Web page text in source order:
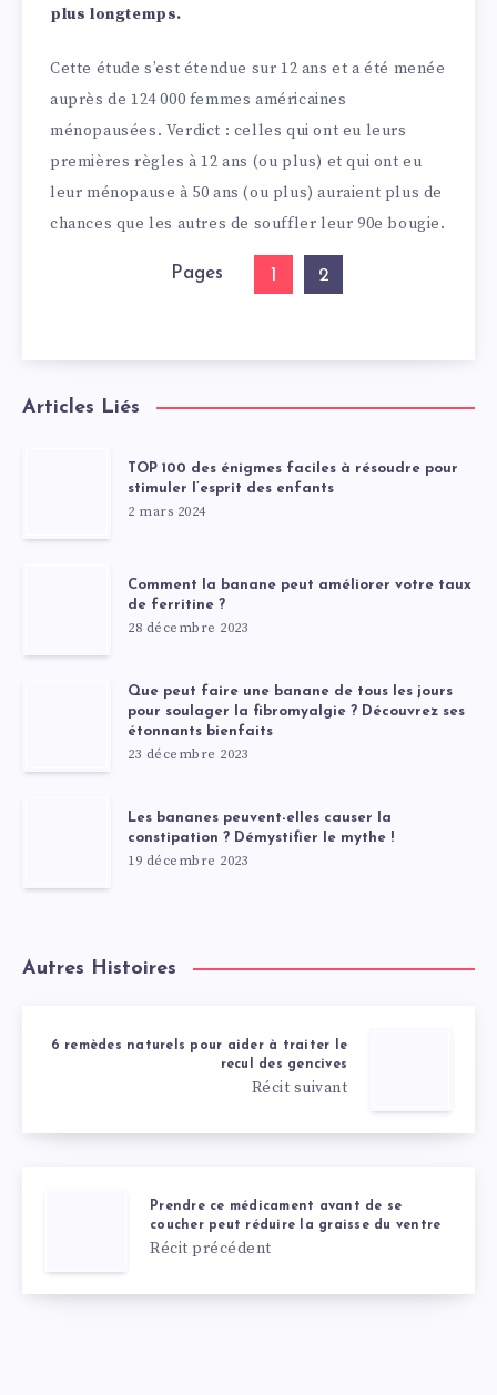
plus longtemps.
Cette étude s’est étendue sur 12 ans et a été menée
auprès de 124 000 femmes américaines
ménopausées. Verdict : celles qui ont eu leurs
premières règles à 12 ans (ou plus) et qui ont eu
leur ménopause à 50 ans (ou plus) auraient plus de
chances que les autres de souffler leur 90e bougie.
Pages 1 2
Articles Liés
TOP 100 des énigmes faciles à résoudre pour
stimuler l’esprit des enfants
2 mars 2024
Comment la banane peut améliorer votre taux
de ferritine ?
28 décembre 2023
Que peut faire une banane de tous les jours
pour soulager la fibromyalgie ? Découvrez ses
étonnants bienfaits
23 décembre 2023
Les bananes peuvent-elles causer la
constipation ? Démystifier le mythe !
19 décembre 2023
Autres Histoires
6 remèdes naturels pour aider à traiter le
recul des gencives
Récit suivant
Prendre ce médicament avant de se
coucher peut réduire la graisse du ventre
Récit précédent